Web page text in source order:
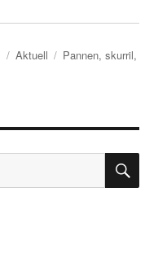
Kategorien
Aktuell Schlagwörter
Pannen,skurril,